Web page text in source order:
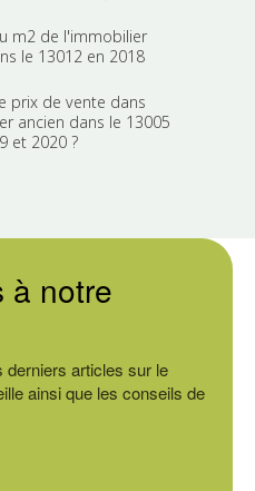
m2 de l'immobilier
le 13012 en 2018
prix de vente dans
ancien dans le 13005
et 2020 ?
à notre
articles sur le
ainsi que les conseils de